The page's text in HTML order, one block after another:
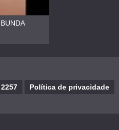
2257 Política de privacidade